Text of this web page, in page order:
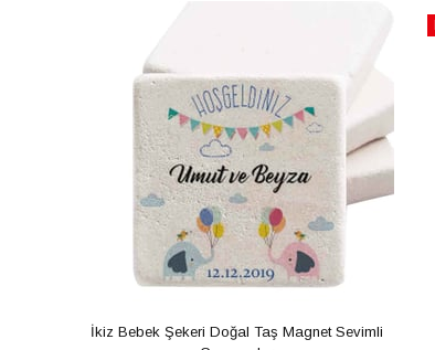
İkiz Bebek Şekeri Doğal Taş Magnet Sevimli